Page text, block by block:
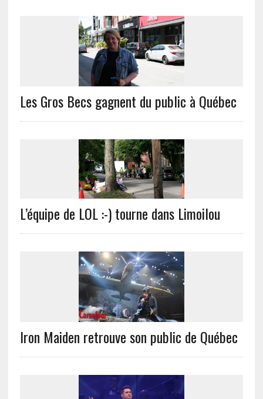
Les Gros Becs gagnent du public à Québec
L’équipe de LOL :-) tourne dans Limoilou
Iron Maiden retrouve son public de Québec